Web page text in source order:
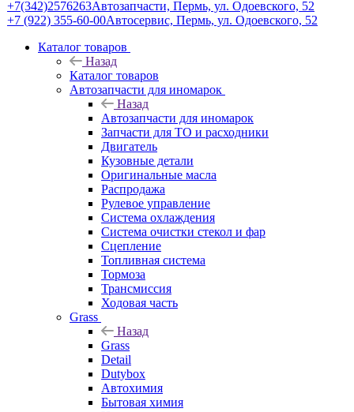
+7(342)2576263Автозапчасти, Пермь, ул. Одоевского, 52
+7 (922) 355-60-00Автосервис, Пермь, ул. Одоевского, 52
Каталог товаров
Назад
Каталог товаров
Автозапчасти для иномарок
Назад
Автозапчасти для иномарок
Запчасти для ТО и расходники
Двигатель
Кузовные детали
Оригинальные масла
Распродажа
Рулевое управление
Система охлаждения
Система очистки стекол и фар
Сцепление
Топливная система
Тормоза
Трансмиссия
Ходовая часть
Grass
Назад
Grass
Detail
Dutybox
Автохимия
Бытовая химия